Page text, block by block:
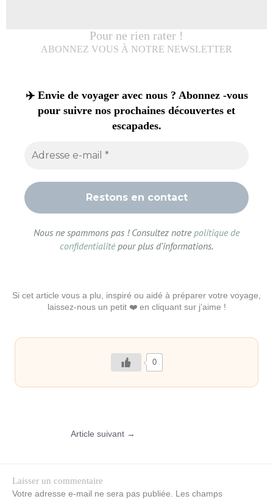
Pour ne rien rater !
ABONNEZ VOUS À NOTRE NEWSLETTER
✈️ Envie de voyager avec nous ? Abonnez -vous
pour suivre nos prochaines découvertes et
escapades.
Nous ne spammons pas ! Consultez notre politique de
confidentialitépour plus d’informations.
Si cet article vous a plu, inspiré ou aidé à préparer votre voyage,
laissez-nous un petit ❤️ en cliquant sur j’aime !
0
Article suivant →
Laisser un commentaire
Votre adresse e-mail ne sera pas publiée.
Les champs